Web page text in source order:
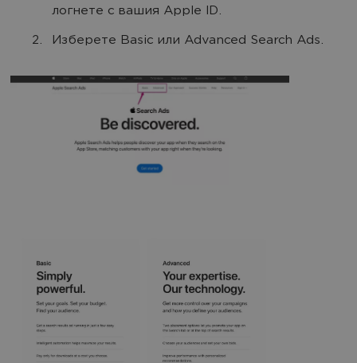
логнете с вашия Apple ID.
Изберете Basic или Advanced Search Ads.